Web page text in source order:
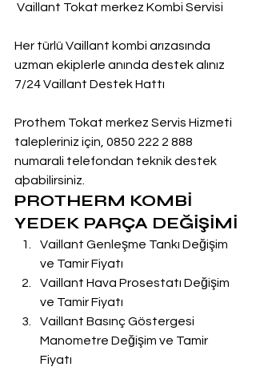
Vaillant Tokat merkez Kombi Servisi
Her türlü Vaillant kombi arızasında
uzman ekiplerle anında destek alınız
7/24 Vaillant Destek Hattı
Prothem Tokat merkez Servis Hizmeti
talepleriniz için, 0850 222 2 888
numarali telefondan teknik destek
aþabilirsiniz.
PROTHERM KOMBİ
YEDEK PARÇA DEĞİŞİMİ
Vaillant Genleşme Tankı Değişim
ve Tamir Fiyatı
Vaillant Hava Prosestatı Değişim
ve Tamir Fiyatı
Vaillant Basınç Göstergesi
Manometre Değişim ve Tamir
Fiyatı